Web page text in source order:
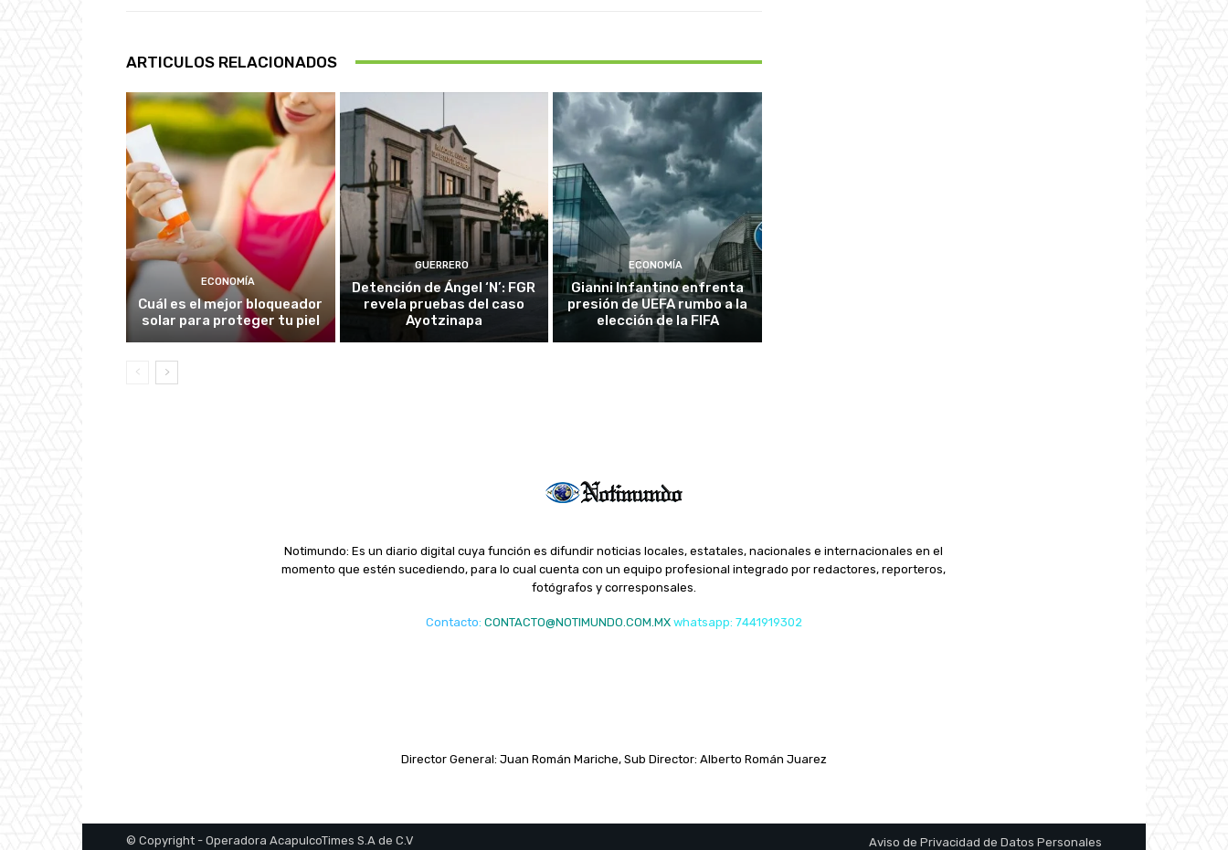
ARTICULOS RELACIONADOS
ECONOMÍA
Cuál es el mejor bloqueador
solar para proteger tu piel
GUERRERO
Detención de Ángel ‘N’: FGR
revela pruebas del caso
Ayotzinapa
ECONOMÍA
Gianni Infantino enfrenta
presión de UEFA rumbo a la
elección de la FIFA
Notimundo: Es un diario digital cuya función es difundir noticias locales, estatales, nacionales e internacionales en el
momento que estén sucediendo, para lo cual cuenta con un equipo profesional integrado por redactores, reporteros,
fotógrafos y corresponsales.
Contacto: CONTACTO@NOTIMUNDO.COM.MX whatsapp: 7441919302
Director General: Juan Román Mariche, Sub Director: Alberto Román Juarez
© Copyright - Operadora AcapulcoTimes S.A de C.V Aviso de Privacidad de Datos Personales